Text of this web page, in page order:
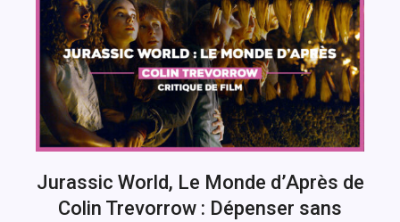
Jurassic World, Le Monde d’Après de
Colin Trevorrow : Dépenser sans